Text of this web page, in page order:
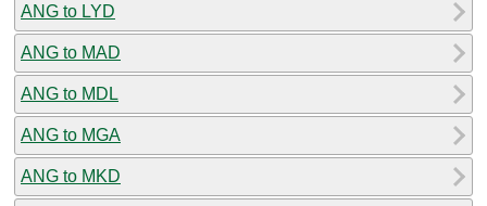
ANG to LYD
ANG to MAD
ANG to MDL
ANG to MGA
ANG to MKD